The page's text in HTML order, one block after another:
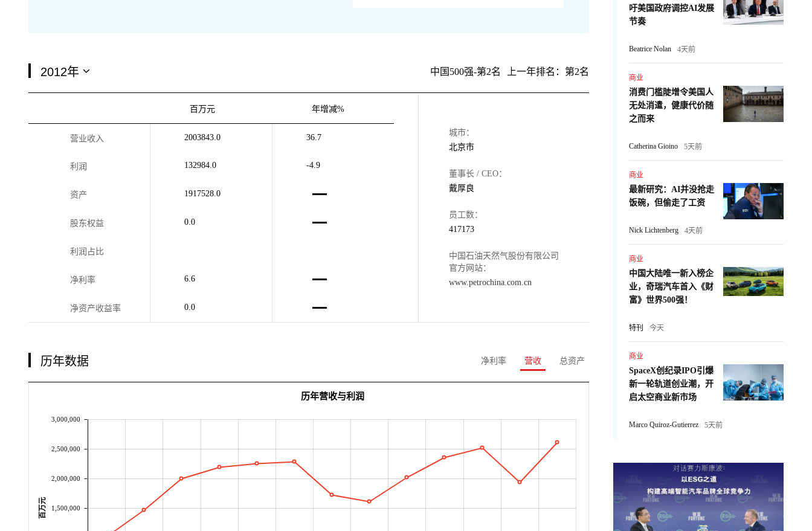
中国500强-第2名 上一年排名：第2名
百万元 年增减%
营业收入 2003843.0 36.7
利润 132984.0 -4.9
资产 1917528.0
股东权益 0.0
利润占比
净利率 6.6
净资产收益率 0.0
城市：
北京市
董事长 / CEO：
戴厚良
员工数：
417173
中国石油天然气股份有限公司
官方网站：
www.petrochina.com.cn
历年数据 净利率 营收 总资产
1,500,000
2,000,000
2,500,000
3,000,000
百万元
历年营收与利润
吁美国政府调控AI发展
节奏
Beatrice Nolan 4天前
商业
消费门槛陡增令美国人
无处消遣，健康代价随
之而来
Catherina Gioino 5天前
商业
最新研究：AI并没抢走
饭碗，但偷走了工资
Nick Lichtenberg 4天前
商业
中国大陆唯一新入榜企
业，奇瑞汽车首入《财
富》世界500强！
特刊 今天
商业
SpaceX创纪录IPO引爆
新一轮轨道创业潮，开
启太空商业新市场
Marco Quiroz-Gutierrez 5天前